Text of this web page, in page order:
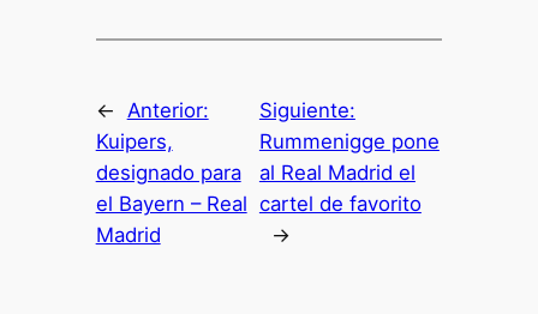
←
Anterior:
Kuipers,
designado para
el Bayern – Real
Madrid
Siguiente:
Rummenigge pone
al Real Madrid el
cartel de favorito
→